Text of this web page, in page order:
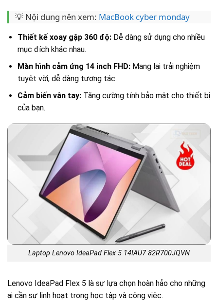
💡 Nội dung nên xem: MacBook cyber monday
Thiết kế xoay gập 360 độ:Dễ dàng sử dụng cho nhiều
mục đích khác nhau.
Màn hình cảm ứng 14 inch FHD:Mang lại trải nghiệm
tuyệt vời, dễ dàng tương tác.
Cảm biến vân tay:Tăng cường tính bảo mật cho thiết bị
của bạn.
Laptop Lenovo IdeaPad Flex 5 14IAU7 82R700JQVN
Lenovo IdeaPad Flex 5 là sự lựa chọn hoàn hảo cho những
ai cần sự linh hoạt trong học tập và công việc.